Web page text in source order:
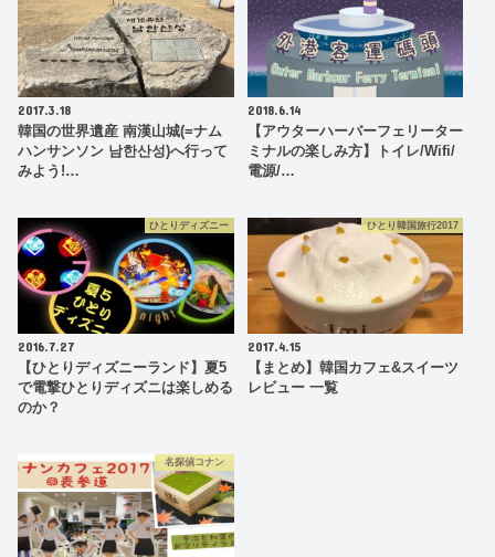
2017.3.18
韓国の世界遺産 南漢山城(=ナム
ハンサンソン 남한산성)へ行って
みよう!…
2018.6.14
【アウターハーバーフェリーター
ミナルの楽しみ方】トイレ/Wifi/
電源/…
ひとりディズニー
2016.7.27
【ひとりディズニーランド】夏5
で電撃ひとりディズニは楽しめる
のか？
ひとり韓国旅行2017
2017.4.15
【まとめ】韓国カフェ&スイーツ
レビュー 一覧
名探偵コナン